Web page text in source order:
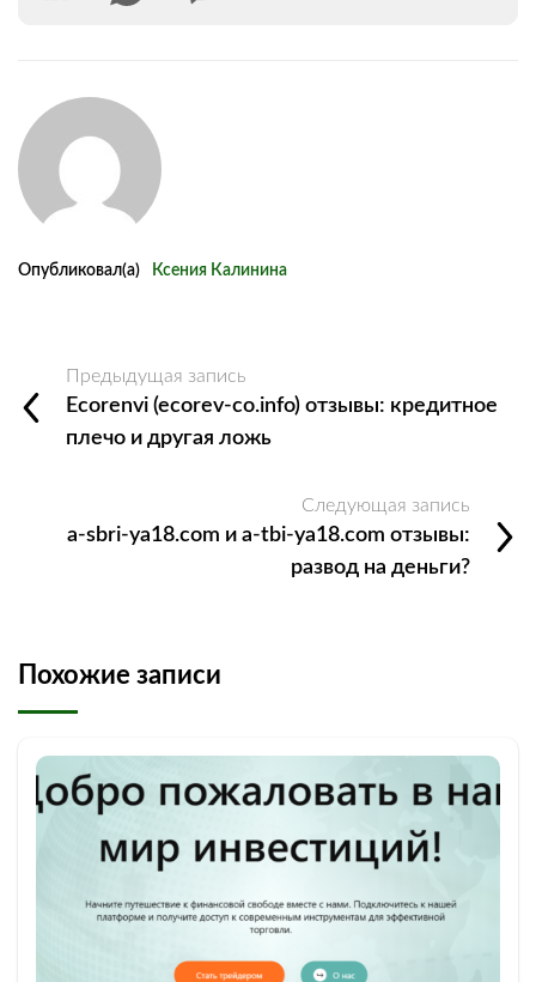
Опубликовал(а) Ксения Калинина
Предыдущая запись
Ecorenvi (ecorev-co.info) отзывы: кредитное
плечо и другая ложь
Следующая запись
a-sbri-ya18.com и a-tbi-ya18.com отзывы:
развод на деньги?
Похожие записи